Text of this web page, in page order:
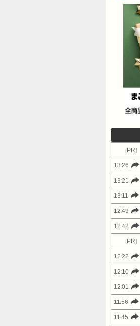
[PR]
13:26
13:21
13:11
12:49
12:42
[PR]
12:22
12:10
12:01
11:56
11:45